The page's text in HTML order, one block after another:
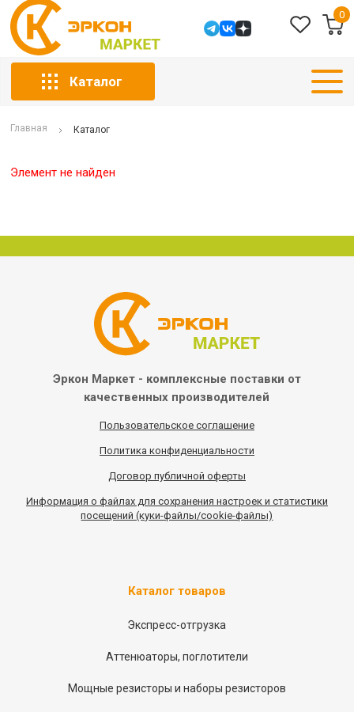
0
Каталог
Главная Каталог
Элемент не найден
Эркон Маркет - комплексные поставки от
качественных производителей
Пользовательское соглашение
Политика конфиденциальности
Договор публичной оферты
Информация о файлах для сохранения настроек и статистики
посещений (куки-файлы/cookie-файлы)
Каталог товаров
Экспресс-отгрузка
Аттенюаторы, поглотители
Мощные резисторы и наборы резисторов